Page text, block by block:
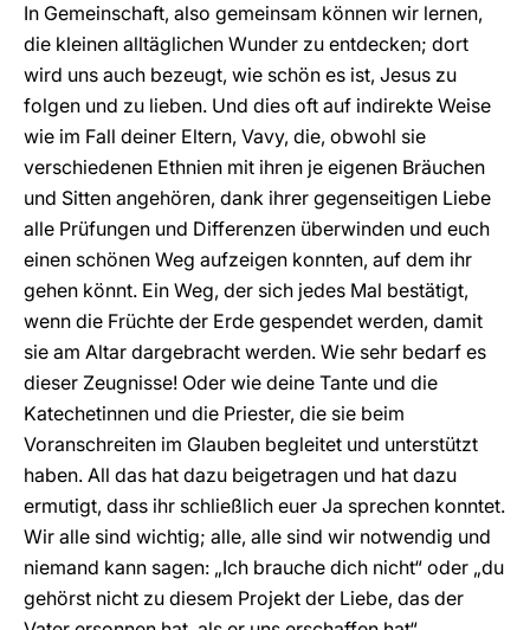
In Gemeinschaft, also gemeinsam können wir lernen,
die kleinen alltäglichen Wunder zu entdecken; dort
wird uns auch bezeugt, wie schön es ist, Jesus zu
folgen und zu lieben. Und dies oft auf indirekte Weise
wie im Fall deiner Eltern, Vavy, die, obwohl sie
verschiedenen Ethnien mit ihren je eigenen Bräuchen
und Sitten angehören, dank ihrer gegenseitigen Liebe
alle Prüfungen und Differenzen überwinden und euch
einen schönen Weg aufzeigen konnten, auf dem ihr
gehen könnt. Ein Weg, der sich jedes Mal bestätigt,
wenn die Früchte der Erde gespendet werden, damit
sie am Altar dargebracht werden. Wie sehr bedarf es
dieser Zeugnisse! Oder wie deine Tante und die
Katechetinnen und die Priester, die sie beim
Voranschreiten im Glauben begleitet und unterstützt
haben. All das hat dazu beigetragen und hat dazu
ermutigt, dass ihr schließlich euer Ja sprechen konntet.
Wir alle sind wichtig; alle, alle sind wir notwendig und
niemand kann sagen: „Ich brauche dich nicht“ oder „du
gehörst nicht zu diesem Projekt der Liebe, das der